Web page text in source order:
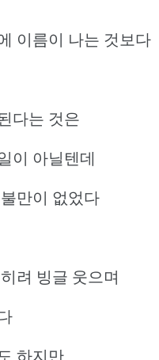
이름이 나는 것보다
다는 것은
이 아닐텐데
만이 없었다
려 빙글 웃으며
하지만